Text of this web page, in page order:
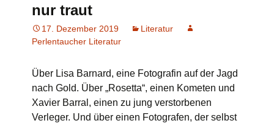
nur traut
17. Dezember 2019
Literatur
Perlentaucher Literatur
Über Lisa Barnard, eine Fotografin auf der Jagd
nach Gold. Über „Rosetta“, einen Kometen und
Xavier Barral, einen zu jung verstorbenen
Verleger. Und über einen Fotografen, der selbst